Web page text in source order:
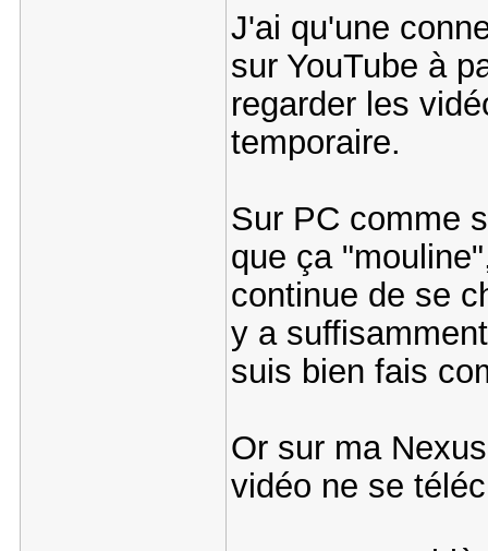
J'ai qu'une
sur YouTube à
regarder les
temporaire.
Sur PC comme
que ça
continue de se
y a
suis bien fais
Or sur ma
vidéo ne se